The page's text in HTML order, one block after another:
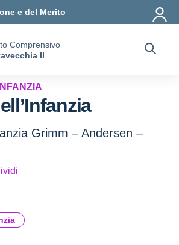
e del Merito
Comprensivo
II
Grimm – Andersen –